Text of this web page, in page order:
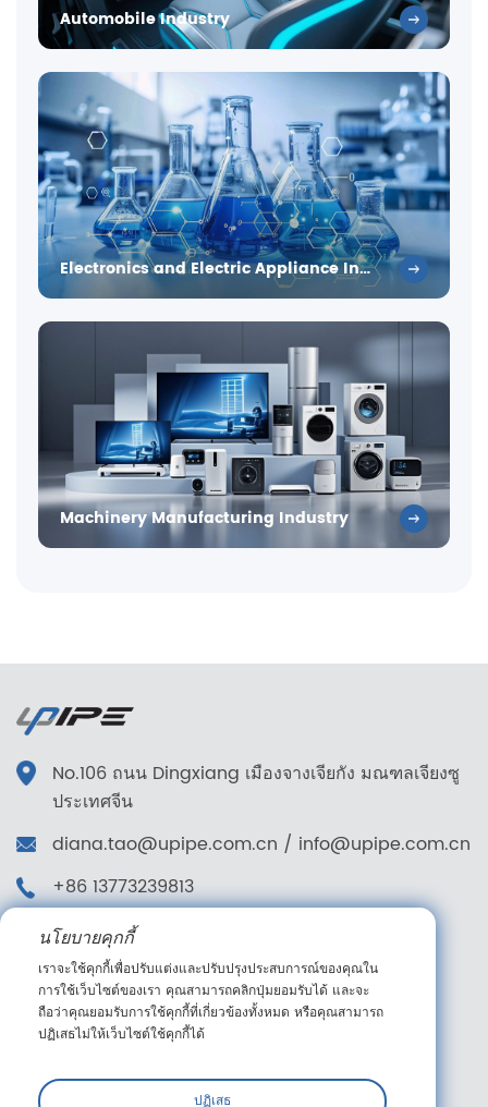
Automobile Industry
Electronics and Electric Appliance Industry
Machinery Manufacturing Industry
No.106 ถนน Dingxiang เมืองจางเจียกัง มณฑลเจียงซู
ประเทศจีน
diana.tao@upipe.com.cn / info@upipe.com.cn
+86 13773239813
+86 13773239813
ติดตามเรา
ข้อความออนไลน์
นโยบายคุกกี้
เราจะใช้คุกกี้เพื่อปรับแต่งและปรับปรุงประสบการณ์ของคุณใน
การใช้เว็บไซต์ของเรา คุณสามารถคลิกปุ่มยอมรับได้ และจะ
ถือว่าคุณยอมรับการใช้คุกกี้ที่เกี่ยวข้องทั้งหมด หรือคุณสามารถ
ปฏิเสธไม่ให้เว็บไซต์ใช้คุกกี้ได้
ปฏิเสธ